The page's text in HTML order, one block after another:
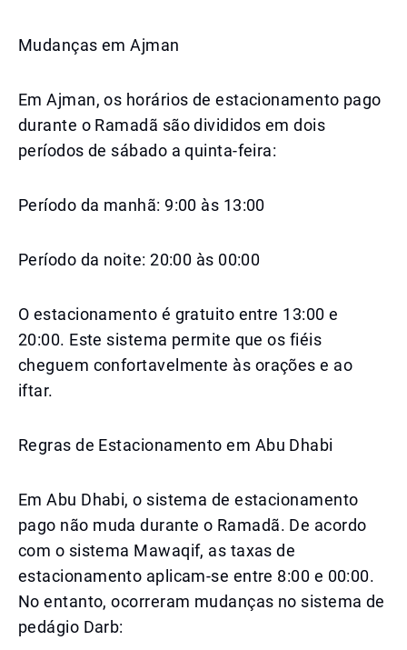
Mudanças em Ajman
Em Ajman, os horários de estacionamento pago
durante o Ramadã são divididos em dois
períodos de sábado a quinta-feira:
Período da manhã: 9:00 às 13:00
Período da noite: 20:00 às 00:00
O estacionamento é gratuito entre 13:00 e
20:00. Este sistema permite que os fiéis
cheguem confortavelmente às orações e ao
iftar.
Regras de Estacionamento em Abu Dhabi
Em Abu Dhabi, o sistema de estacionamento
pago não muda durante o Ramadã. De acordo
com o sistema Mawaqif, as taxas de
estacionamento aplicam-se entre 8:00 e 00:00.
No entanto, ocorreram mudanças no sistema de
pedágio Darb: